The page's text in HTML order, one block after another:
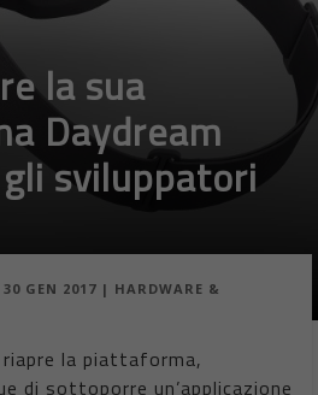
la sua
Daydream
sviluppatori
30 GEN 2017 | HARDWARE &
riapre la piattaforma,
di sottoporre un’applicazione